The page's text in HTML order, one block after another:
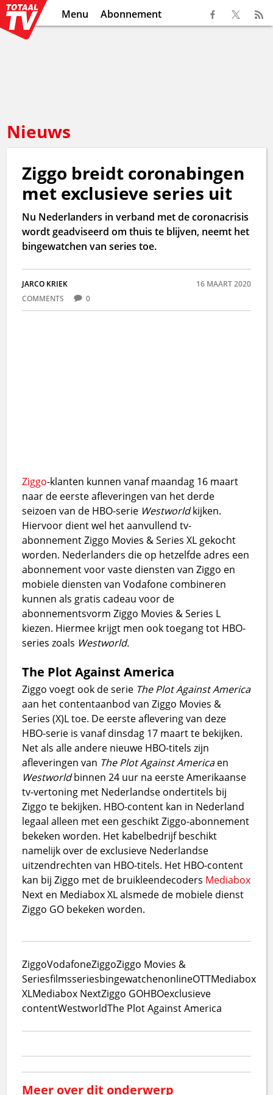
Menu Abonnement
Nieuws
Ziggo breidt coronabingen
met exclusieve series uit
Nu Nederlanders in verband met de coronacrisis
wordt geadviseerd om thuis te blijven, neemt het
bingewatchen van series toe.
JARCO KRIEK
16 MAART 2020
COMMENTS
0
Ziggo-klanten kunnen vanaf maandag 16 maart
naar de eerste afleveringen van het derde
seizoen van de HBO-serie Westworldkijken.
Hiervoor dient wel het aanvullend tv-
abonnement Ziggo Movies & Series XL gekocht
worden. Nederlanders die op hetzelfde adres een
abonnement voor vaste diensten van Ziggo en
mobiele diensten van Vodafone combineren
kunnen als gratis cadeau voor de
abonnementsvorm Ziggo Movies & Series L
kiezen. Hiermee krijgt men ook toegang tot HBO-
series zoals Westworld.
The Plot Against America
Ziggo voegt ook de serie The Plot Against America
aan het contentaanbod van Ziggo Movies &
Series (X)L toe. De eerste aflevering van deze
HBO-serie is vanaf dinsdag 17 maart te bekijken.
Net als alle andere nieuwe HBO-titels zijn
afleveringen van The Plot Against Americaen
Westworldbinnen 24 uur na eerste Amerikaanse
tv-vertoning met Nederlandse ondertitels bij
Ziggo te bekijken. HBO-content kan in Nederland
legaal alleen met een geschikt Ziggo-abonnement
bekeken worden. Het kabelbedrijf beschikt
namelijk over de exclusieve Nederlandse
uitzendrechten van HBO-titels. Het HBO-content
kan bij Ziggo met de bruikleendecoders Mediabox
Next en Mediabox XL alsmede de mobiele dienst
Ziggo GO bekeken worden.
ZiggoVodafoneZiggoZiggo Movies &
SeriesfilmsseriesbingewatchenonlineOTTMediabox
XLMediabox NextZiggo GOHBOexclusieve
contentWestworldThe Plot Against America
Meer over dit onderwerp